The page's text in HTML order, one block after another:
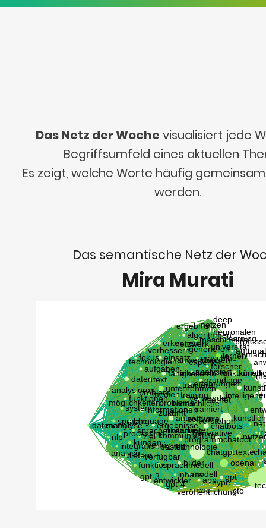
Das Netz der Woche visualisiert jede
Begriffsumfeld eines aktuellen
Es zeigt, welche Worte häufig
werden.
Das semantische Netz der
Mira Murati